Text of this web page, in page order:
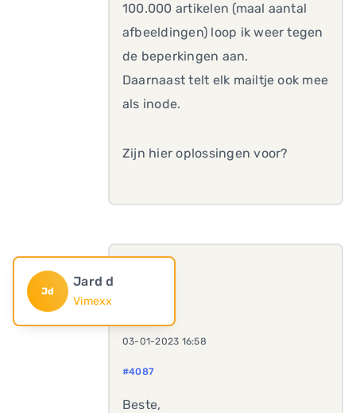
100.000 artikelen (maal aantal
afbeeldingen) loop ik weer tegen
de beperkingen aan.
Daarnaast telt elk mailtje ook mee
als inode.
Zijn hier oplossingen voor?
Jd
Jard d
Vimexx
03-01-2023 16:58
#4087
Beste,